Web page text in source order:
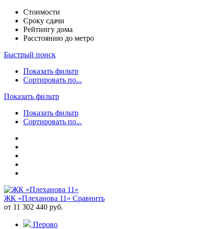
Стоимости
Сроку сдачи
Рейтингу дома
Расстоянию до метро
Быстрый поиск
Показать фильтр
Сортировать по...
Показать фильтр
Показать фильтр
Сортировать по...
ЖК «Плеханова 11» Сравнить
от 11 302 440 руб.
Перово